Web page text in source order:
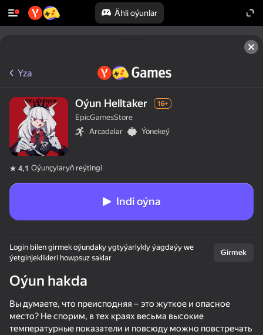
Ähli oýunlar
Bu oýun diňe peýza
ugry goldaýar
Yza
Oýun Helltaker 16+
EpicGamesStore
Arcadalar
Ýönekeý
4,1 Oýunçylaryň reýtingi
Indi oýna
Login bilen girmek oýundaky ygtyýarlykly ýagdaýy we
ýetginjeklikleri howpsuz saklar
Girmek
Oýun hakda
Вы думаете, что преисподняя – это жуткое и опасное
место? Не спорим, в тех краях весьма высокие
температурные показатели и повсюду можно повстречать